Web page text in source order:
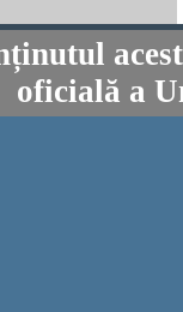
oficială a